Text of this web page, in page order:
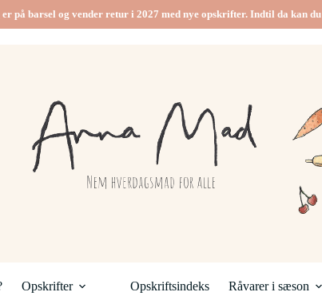
er på barsel og vender retur i 2027 med nye opskrifter. Indtil da kan
Opskrifter Opskriftsindeks Råvarer i sæson